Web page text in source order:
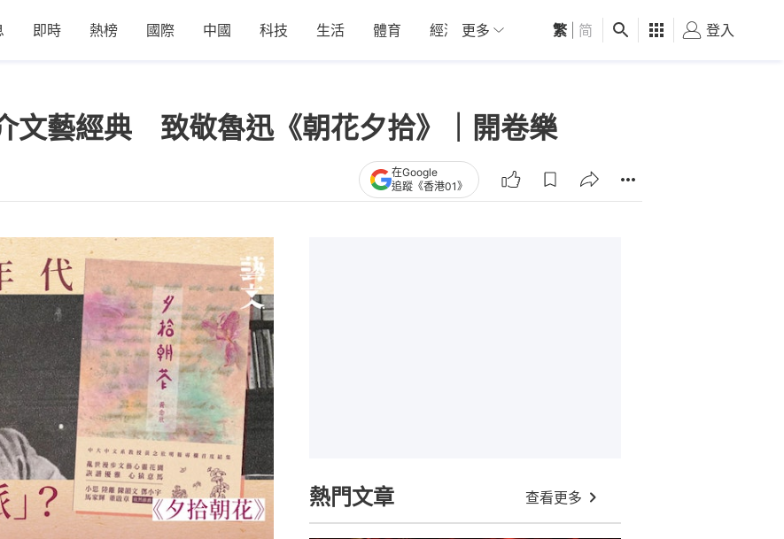
即時 熱榜 國際 中國 科技 生活 體育 經濟 01深圳 觀點 健康 好食玩飛
更多 繁 简 登入
文藝經典 致敬魯迅《朝花夕拾》｜開卷樂
在Google
追蹤《香港01》
熱門文章 查看更多